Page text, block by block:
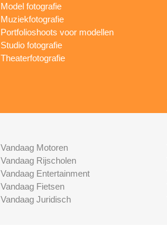
Model fotografie
Muziekfotografie
Portfolioshoots voor modellen
Studio fotografie
Theaterfotografie
Vandaag Motoren
Vandaag Rijscholen
Vandaag Entertainment
Vandaag Fietsen
Vandaag Juridisch